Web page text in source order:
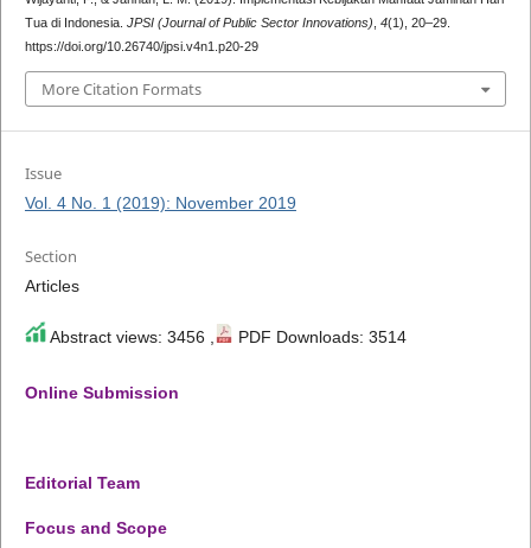
Tua di Indonesia. JPSI (Journal of Public Sector Innovations), 4(1), 20–29.
https://doi.org/10.26740/jpsi.v4n1.p20-29
More Citation Formats
Issue
Vol. 4 No. 1 (2019): November 2019
Section
Articles
Abstract views: 3456 , PDF Downloads: 3514
Online Submission
Editorial Team
Focus and Scope